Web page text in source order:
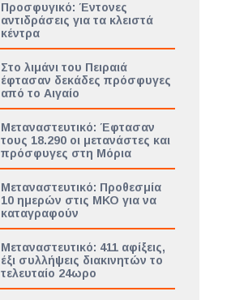
Προσφυγικό: Έντονες
αντιδράσεις για τα κλειστά
κέντρα
Στο λιμάνι του Πειραιά
έφτασαν δεκάδες πρόσφυγες
από το Αιγαίο
Μεταναστευτικό: Έφτασαν
τους 18.290 οι μετανάστες και
πρόσφυγες στη Μόρια
Μεταναστευτικό: Προθεσμία
10 ημερών στις ΜΚΟ για να
καταγραφούν
Μεταναστευτικό: 411 αφίξεις,
έξι συλλήψεις διακινητών το
τελευταίο 24ωρο